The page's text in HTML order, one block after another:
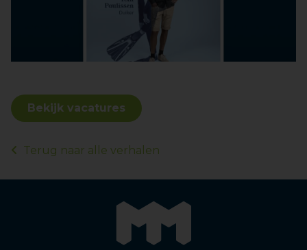
Bekijk vacatures
Terug naar alle verhalen